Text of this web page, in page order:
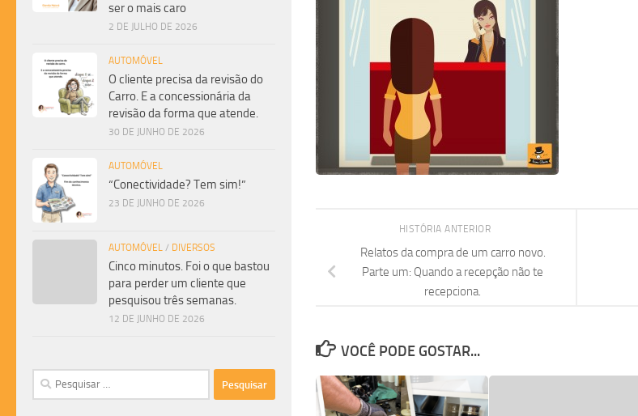
HISTÓRIA ANTERIOR
Relatos da compra de um carro novo.
Parte um: Quando a recepção não te
recepciona.
VOCÊ PODE GOSTAR...
ser o mais caro
2 DE JULHO DE 2026
AUTOMÓVEL
O cliente precisa da revisão do
Carro. E a concessionária da
revisão da forma que atende.
30 DE JUNHO DE 2026
AUTOMÓVEL
“Conectividade? Tem sim!”
23 DE JUNHO DE 2026
AUTOMÓVEL / DIVERSOS
Cinco minutos. Foi o que bastou
para perder um cliente que
pesquisou três semanas.
12 DE JUNHO DE 2026
Pesquisar
por: